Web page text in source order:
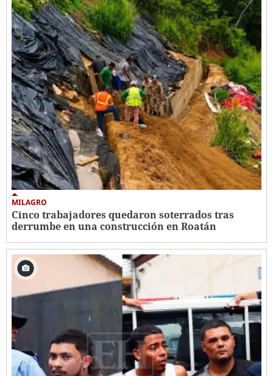
MILAGRO
Cinco trabajadores quedaron soterrados tras
derrumbe en una construcción en Roatán